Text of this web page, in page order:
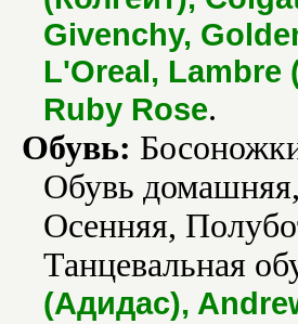
Givenchy,
L'Oreal, Lambre
Ruby Rose.
Обувь:
Обувь
Осенняя,
Танцевальная
(Адидас),